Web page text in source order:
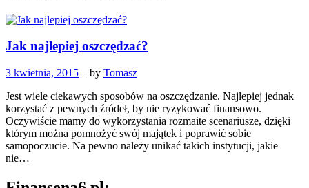
Jak najlepiej oszczędzać?
3 kwietnia, 2015 – by Tomasz
Jest wiele ciekawych sposobów na oszczędzanie. Najlepiej jednak
korzystać z pewnych źródeł, by nie ryzykować finansowo.
Oczywiście mamy do wykorzystania rozmaite scenariusze, dzięki
którym można pomnożyć swój majątek i poprawić sobie
samopoczucie. Na pewno należy unikać takich instytucji, jakie
nie…